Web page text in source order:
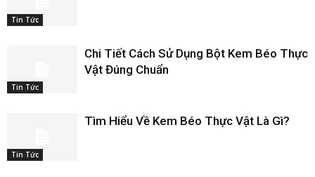
Tin Tức
Tin Tức
Chi Tiết Cách Sử Dụng Bột Kem Béo Thực
Vật Đúng Chuẩn
Tin Tức
Tìm Hiểu Về Kem Béo Thực Vật Là Gì?